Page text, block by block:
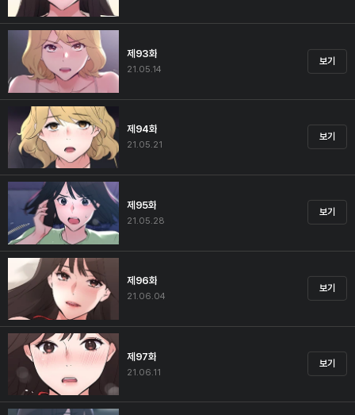
제93화
21.05.14
보기
제94화
21.05.21
보기
제95화
21.05.28
보기
제96화
21.06.04
보기
제97화
21.06.11
보기